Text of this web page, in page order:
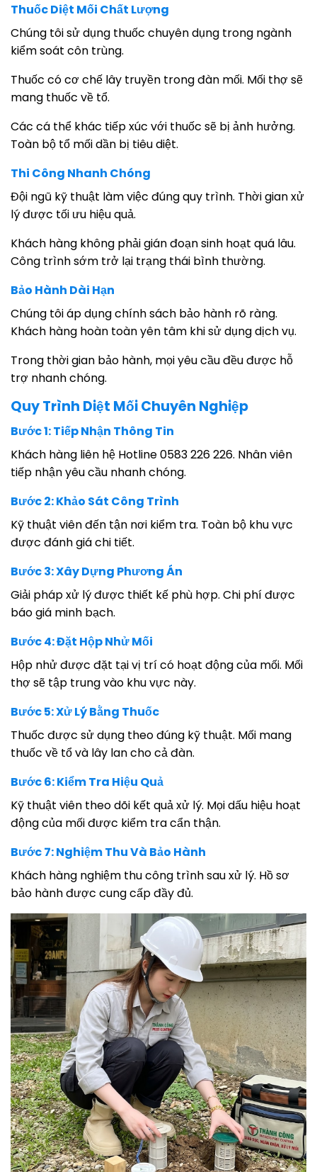
Thuốc Diệt Mối Chất Lượng
Chúng tôi sử dụng thuốc chuyên dụng trong ngành
kiểm soát côn trùng.
Thuốc có cơ chế lây truyền trong đàn mối. Mối thợ sẽ
mang thuốc về tổ.
Các cá thể khác tiếp xúc với thuốc sẽ bị ảnh hưởng.
Toàn bộ tổ mối dần bị tiêu diệt.
Thi Công Nhanh Chóng
Đội ngũ kỹ thuật làm việc đúng quy trình. Thời gian xử
lý được tối ưu hiệu quả.
Khách hàng không phải gián đoạn sinh hoạt quá lâu.
Công trình sớm trở lại trạng thái bình thường.
Bảo Hành Dài Hạn
Chúng tôi áp dụng chính sách bảo hành rõ ràng.
Khách hàng hoàn toàn yên tâm khi sử dụng dịch vụ.
Trong thời gian bảo hành, mọi yêu cầu đều được hỗ
trợ nhanh chóng.
Quy Trình Diệt Mối Chuyên Nghiệp
Bước 1: Tiếp Nhận Thông Tin
Khách hàng liên hệ Hotline 0583 226 226. Nhân viên
tiếp nhận yêu cầu nhanh chóng.
Bước 2: Khảo Sát Công Trình
Kỹ thuật viên đến tận nơi kiểm tra. Toàn bộ khu vực
được đánh giá chi tiết.
Bước 3: Xây Dựng Phương Án
Giải pháp xử lý được thiết kế phù hợp. Chi phí được
báo giá minh bạch.
Bước 4: Đặt Hộp Nhử Mối
Hộp nhử được đặt tại vị trí có hoạt động của mối. Mối
thợ sẽ tập trung vào khu vực này.
Bước 5: Xử Lý Bằng Thuốc
Thuốc được sử dụng theo đúng kỹ thuật. Mối mang
thuốc về tổ và lây lan cho cả đàn.
Bước 6: Kiểm Tra Hiệu Quả
Kỹ thuật viên theo dõi kết quả xử lý. Mọi dấu hiệu hoạt
động của mối được kiểm tra cẩn thận.
Bước 7: Nghiệm Thu Và Bảo Hành
Khách hàng nghiệm thu công trình sau xử lý. Hồ sơ
bảo hành được cung cấp đầy đủ.